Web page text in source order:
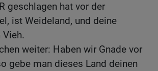
geschlagen hat vor der
ist Weideland, und deine
Vieh.
weiter: Haben wir Gnade vor
gebe man dieses Land deinen